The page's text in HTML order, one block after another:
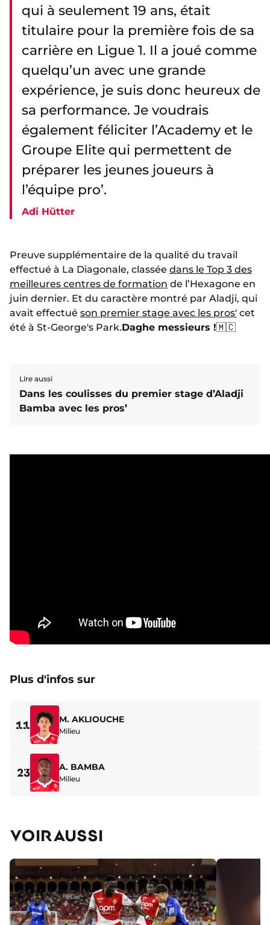
qui à seulement 19 ans, était
titulaire pour la première fois de sa
carrière en Ligue 1. Il a joué comme
quelqu’un avec une grande
expérience, je suis donc heureux de
sa performance. Je voudrais
également féliciter l’Academy et le
Groupe Elite qui permettent de
préparer les jeunes joueurs à
l’équipe pro’.
Adi Hütter
Preuve supplémentaire de la qualité du travail
effectué à La Diagonale, classée dans le Top 3 des
meilleures centres de formation de l’Hexagone en
juin dernier. Et du caractère montré par Aladji, qui
avait effectué son premier stage avec les pros' cet
été à St-George's Park.Daghe messieurs !🇲🇨
Lire aussi
Dans les coulisses du premier stage d’Aladji
Bamba avec les pros’
Plus d'infos sur
11 M. AKLIOUCHE
Milieu
23 A. BAMBA
Milieu
VOIR AUSSI